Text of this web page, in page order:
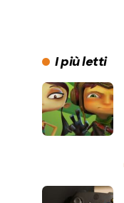
I più letti